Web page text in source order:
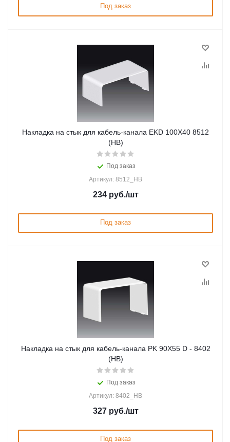
Под заказ
Накладка на стык для кабель-канала EKD 100X40 8512
(HB)
Под заказ
Артикул: 8512_HB
234руб./шт
Под заказ
Накладка на стык для кабель-канала PK 90X55 D - 8402
(HB)
Под заказ
Артикул: 8402_HB
327руб./шт
Под заказ